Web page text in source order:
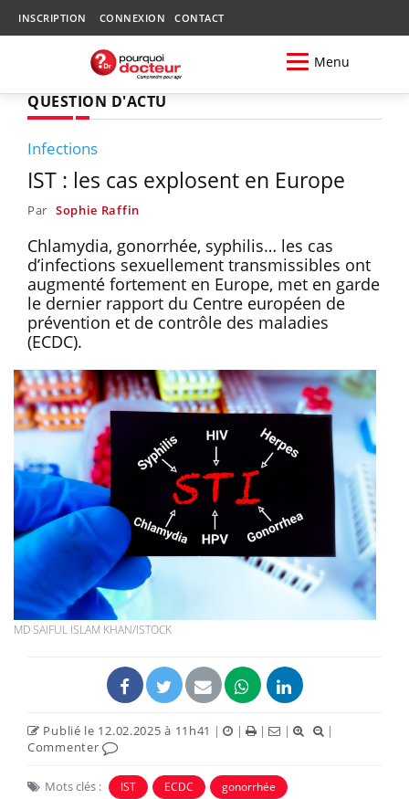
INSCRIPTION CONNEXION CONTACT
Menu
QUESTION D'ACTU
Infections
IST : les cas explosent en Europe
Par Sophie Raffin
Chlamydia, gonorrhée, syphilis… les cas
d’infections sexuellement transmissibles ont
augmenté fortement en Europe, met en garde
le dernier rapport du Centre européen de
prévention et de contrôle des maladies
(ECDC).
MD SAIFUL ISLAM KHAN/ISTOCK
Publié le 12.02.2025 à 11h41 | | | |
|
Commenter
Mots clés : IST ECDC gonorrhée